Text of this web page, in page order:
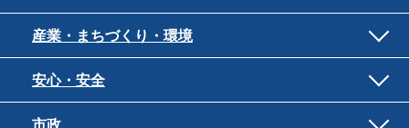
産業・まちづくり・環境
安心・安全
市政